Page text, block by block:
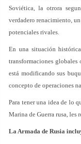
Soviética, la otrora
verdadero renacimiento,
potenciales rivales.
En una situación
transformaciones
está modificando sus
concepto de operaciones
Para tener una idea de lo
Marina de Guerra rusa, les
La Armada de Rusia